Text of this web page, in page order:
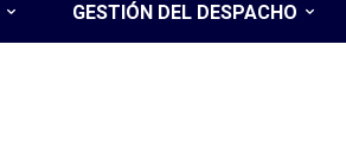
GESTIÓN DEL DESPACHO